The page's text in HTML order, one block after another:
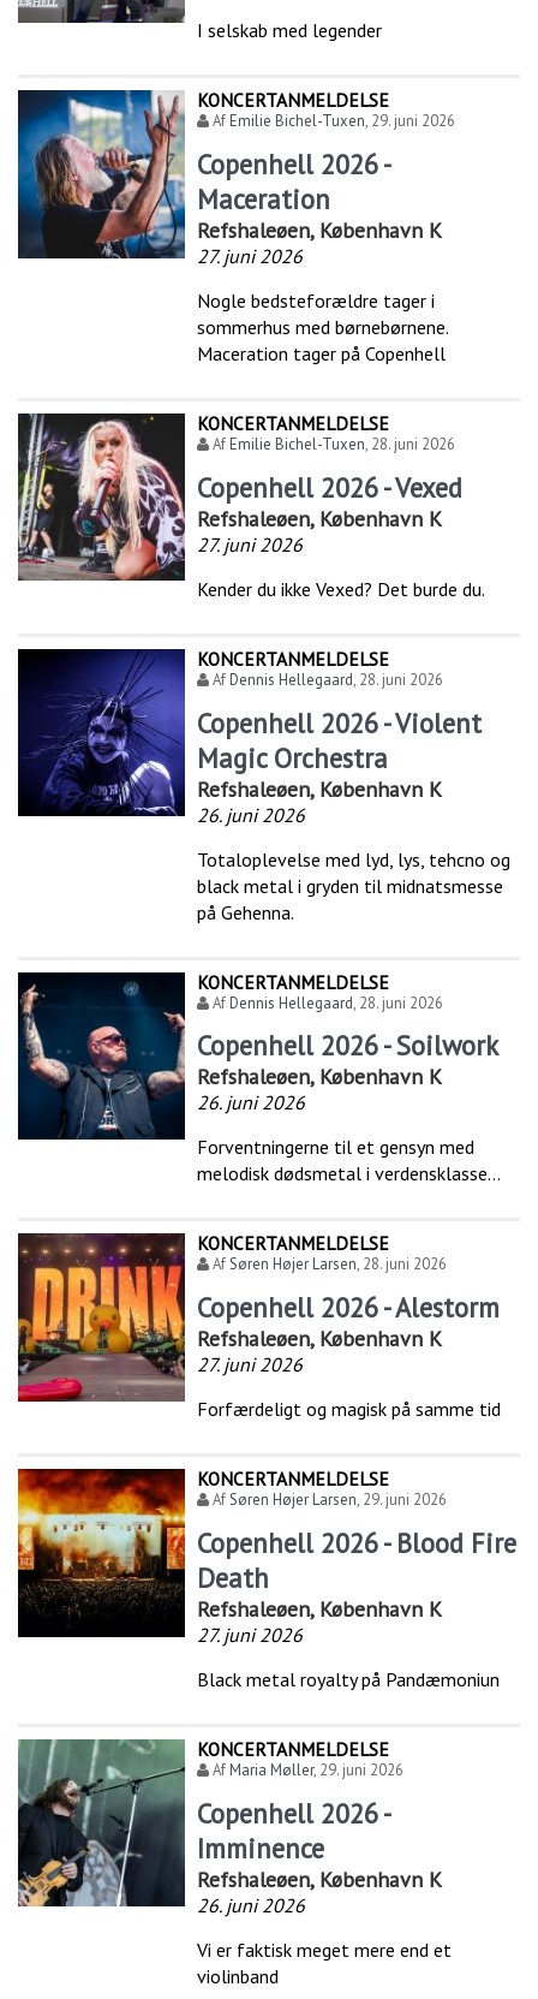
I selskab med legender
KONCERTANMELDELSE
AfEmilie Bichel-Tuxen, 29. juni 2026
Copenhell 2026 -
Maceration
Refshaleøen, København K
27. juni 2026
Nogle bedsteforældre tager i
sommerhus med børnebørnene.
Maceration tager på Copenhell
KONCERTANMELDELSE
AfEmilie Bichel-Tuxen, 28. juni 2026
Copenhell 2026 - Vexed
Refshaleøen, København K
27. juni 2026
Kender du ikke Vexed? Det burde du.
KONCERTANMELDELSE
AfDennis Hellegaard, 28. juni 2026
Copenhell 2026 - Violent
Magic Orchestra
Refshaleøen, København K
26. juni 2026
Totaloplevelse med lyd, lys, tehcno og
black metal i gryden til midnatsmesse
på Gehenna.
KONCERTANMELDELSE
AfDennis Hellegaard, 28. juni 2026
Copenhell 2026 - Soilwork
Refshaleøen, København K
26. juni 2026
Forventningerne til et gensyn med
melodisk dødsmetal i verdensklasse...
KONCERTANMELDELSE
AfSøren Højer Larsen, 28. juni 2026
Copenhell 2026 - Alestorm
Refshaleøen, København K
27. juni 2026
Forfærdeligt og magisk på samme tid
KONCERTANMELDELSE
AfSøren Højer Larsen, 29. juni 2026
Copenhell 2026 - Blood Fire
Death
Refshaleøen, København K
27. juni 2026
Black metal royalty på Pandæmoniun
KONCERTANMELDELSE
AfMaria Møller, 29. juni 2026
Copenhell 2026 -
Imminence
Refshaleøen, København K
26. juni 2026
Vi er faktisk meget mere end et
violinband